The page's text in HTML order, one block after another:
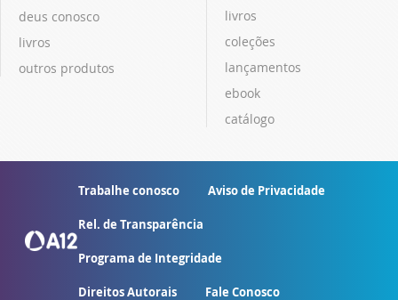
deus conosco
livros
outros produtos
livros
coleções
lançamentos
ebook
catálogo
Trabalhe conosco Aviso de Privacidade
Rel. de Transparência
Programa de Integridade
Direitos Autorais Fale Conosco